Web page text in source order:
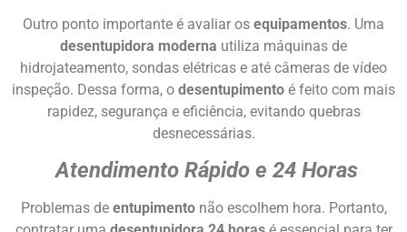
Outro ponto importante é avaliar os equipamentos. Uma
desentupidora moderna utiliza máquinas de
hidrojateamento, sondas elétricas e até câmeras de vídeo
inspeção. Dessa forma, o desentupimento é feito com mais
rapidez, segurança e eficiência, evitando quebras
desnecessárias.
Atendimento Rápido e 24 Horas
Problemas de entupimentonão escolhem hora. Portanto,